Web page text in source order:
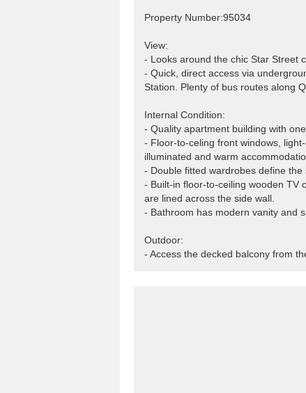
Property Number:95034
View:
- Looks around the chic Star Street
- Quick, direct access via
Station. Plenty of bus routes along
Internal Condition:
- Quality apartment building with
- Floor-to-celing front windows,
illuminated and warm
- Double fitted wardrobes define the
- Built-in floor-to-ceiling wooden TV
are lined across the side wall.
- Bathroom has modern vanity and
Outdoor:
- Access the decked balcony from